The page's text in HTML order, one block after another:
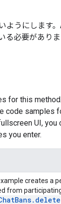
ようにします
る必要がありま